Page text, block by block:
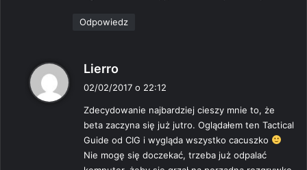
Odpowiedz
Lierro
z
e
:
02/02/2017 o 22:12
Zdecydowanie najbardziej cieszy mnie to, że
beta zaczyna się już jutro. Oglądałem ten Tactical
Guide od CIG i wygląda wszystko cacuszko
Nie mogę się doczekać, trzeba już odpalać